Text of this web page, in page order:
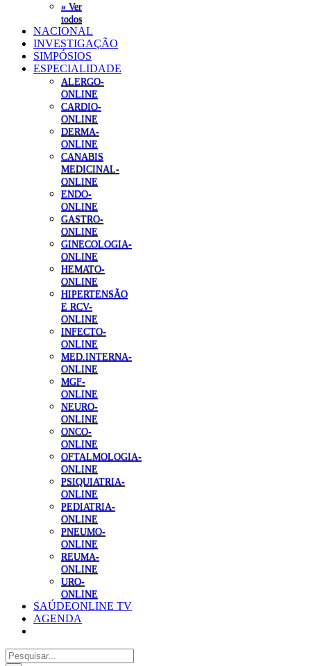
» Ver
todos
NACIONAL
INVESTIGAÇÃO
SIMPÓSIOS
ESPECIALIDADE
ALERGO-
ONLINE
CARDIO-
ONLINE
DERMA-
ONLINE
CANABIS
MEDICINAL-
ONLINE
ENDO-
ONLINE
GASTRO-
ONLINE
GINECOLOGIA-
ONLINE
HEMATO-
ONLINE
HIPERTENSÃO
E RCV-
ONLINE
INFECTO-
ONLINE
MED.INTERNA-
ONLINE
MGF-
ONLINE
NEURO-
ONLINE
ONCO-
ONLINE
OFTALMOLOGIA-
ONLINE
PSIQUIATRIA-
ONLINE
PEDIATRIA-
ONLINE
PNEUMO-
ONLINE
REUMA-
ONLINE
URO-
ONLINE
SAÚDEONLINE TV
AGENDA
Pesquisar